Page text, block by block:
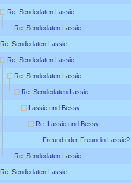
Re: Sendedaten Lassie
Re: Sendedaten Lassie
Re: Sendedaten Lassie
Re: Sendedaten Lassie
Re: Sendedaten Lassie
Re: Sendedaten Lassie
Lassie und Bessy
Re: Lassie und Bessy
Freund oder Freundin Lassie?
Re: Sendedaten Lassie
Re: Sendedaten Lassie